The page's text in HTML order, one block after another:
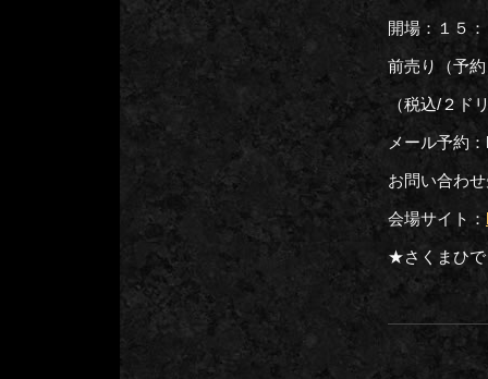
開場：１５
前売り（予
（税込/２ド
メール予約
お問い合わ
会場サイト：
★さくまひで